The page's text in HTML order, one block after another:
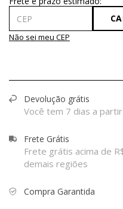
Não sei meu CEP
Devolução grátis
Você tem 7 dias a
Frete Grátis
Frete grátis acima de
demais regiões
Compra Garantida